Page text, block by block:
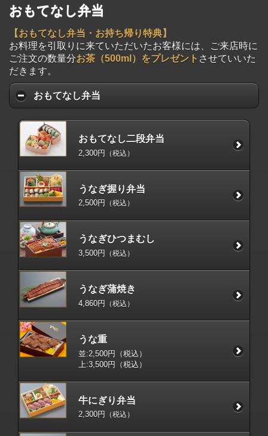
おもてなし弁当
【おもてなし弁当・お持ち帰り特典】
お料理を引取りに来ていただいたお客様には、ご来店時に
ご注文の数量分お茶（500ml）をプレゼント させていいた
だきます。
おもてなし弁当
おもてなし二段弁当
2,300円 （税込）
うなぎ握り弁当
2,500円 （税込）
うなぎひつまむし
3,500円 （税込）
うなぎ蒲焼き
4,860円 （税込）
うな重
並:2,500円（税込）
上:3,500円（税込）
牛にぎり弁当
2,300円 （税込）